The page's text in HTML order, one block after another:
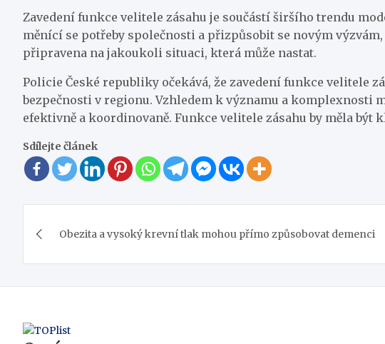
Zavedení funkce velitele zásahu je součástí širšího trendu
měnící se potřeby společnosti a přizpůsobit se novým
připravena na jakoukoli situaci, která může nastat.
Policie České republiky očekává, že zavedení funkce velitele
bezpečnosti v regionu. Vzhledem k významu a
efektivně a koordinovaně. Funkce velitele zásahu by měla
Sdílejte článek
pro
Obezita a vysoký krevní tlak mohou přímo způsobovat demenci